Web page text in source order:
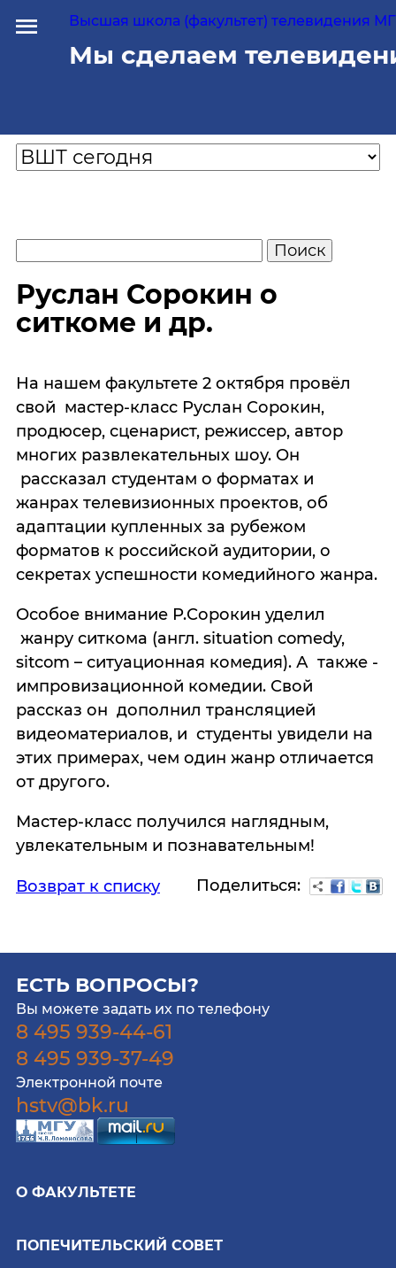
Высшая школа (факультет) телевидения
Мы сделаем
Руслан Сорокин о
ситкоме и др.
На нашем факультете 2 октября провёл
свой мастер-класс Руслан Сорокин,
продюсер, сценарист, режиссер, автор
многих развлекательных шоу. Он
рассказал студентам о форматах и
жанрах телевизионных проектов, об
адаптации купленных за рубежом
форматов к российской аудитории, о
секретах успешности комедийного жанра.
Особое внимание Р.Сорокин уделил
жанру ситкома (англ. situation comedy,
sitcom – ситуационная комедия). А также -
импровизационной комедии. Свой
рассказ он дополнил трансляцией
видеоматериалов, и студенты увидели на
этих примерах, чем один жанр отличается
от другого.
Мастер-класс получился наглядным,
увлекательным и познавательным!
Возврат к списку Поделиться:
ЕСТЬ ВОПРОСЫ?
Вы можете задать их по телефону
8 495 939-44-61
8 495 939-37-49
Электронной почте
hstv@bk.ru
О ФАКУЛЬТЕТЕ
ПОПЕЧИТЕЛЬСКИЙ СОВЕТ